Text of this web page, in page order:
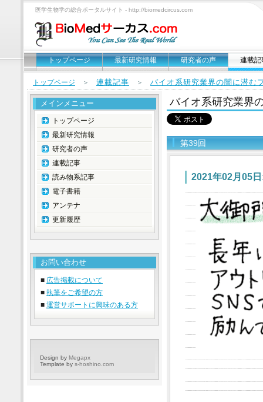
医学生物学の総合ポータルサイト - http://biomedcircus.com
トップページ 最新研究情報 研究者の声 連載記
トップページ ＞ 連載記事 ＞ バイオ系研究業界の闇に潜む
バイオ系研究業界
第39回
2021年02月05
メインメニュー
トップページ
最新研究情報
研究者の声
連載記事
読み物系記事
電子書籍
アンテナ
更新履歴
お問い合わせ
■ 広告掲載について
■ 執筆をご希望の方
■ 運営サポートに興味のある方
Design by Megapx
Template by s-hoshino.com